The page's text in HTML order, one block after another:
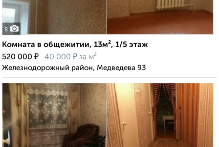
8
Комната в общежитии, 13м², 1/5 этаж
520 000 ₽ 40 000 ₽ за м²
Железнодорожный район, Медведева 93